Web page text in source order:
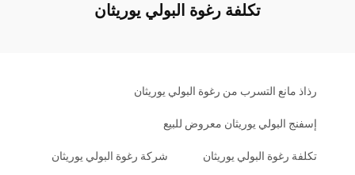
تكلفة رغوة البولي يوريثان
رذاذ مانع التسرب من رغوة البولي يوريثان
إسفنج البولي يوريثان معروض للبيع
تكلفة رغوة البولي يوريثان شركة رغوة البولي يوريثان